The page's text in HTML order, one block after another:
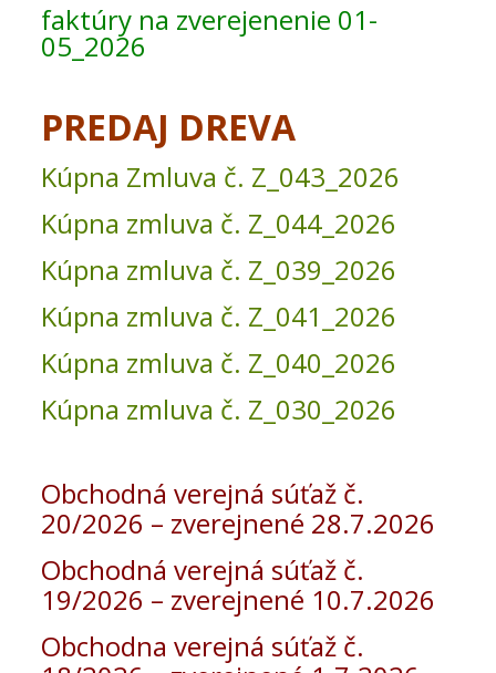
faktúry na zverejenenie 01-
05_2026
PREDAJ DREVA
Kúpna Zmluva č. Z_043_2026
Kúpna zmluva č. Z_044_2026
Kúpna zmluva č. Z_039_2026
Kúpna zmluva č. Z_041_2026
Kúpna zmluva č. Z_040_2026
Kúpna zmluva č. Z_030_2026
Obchodná verejná súťaž č.
20/2026 – zverejnené 28.7.2026
Obchodná verejná súťaž č.
19/2026 – zverejnené 10.7.2026
Obchodna verejná súťaž č.